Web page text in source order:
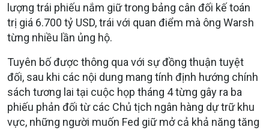
lượng trái phiếu nắm giữ trong bảng cân đối kế toán
trị giá 6.700 tỷ USD, trái với quan điểm mà ông Warsh
từng nhiều lần ủng hộ.
Tuyên bố được thông qua với sự đồng thuận tuyệt
đối, sau khi các nội dung mang tính định hướng chính
sách tương lai tại cuộc họp tháng 4 từng gây ra ba
phiếu phản đối từ các Chủ tịch ngân hàng dự trữ khu
vực, những người muốn Fed giữ mở cả khả năng tăng